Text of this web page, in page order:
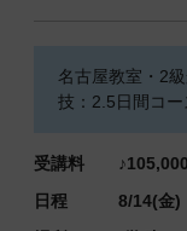
名古屋教室・2
技：2.5日間コ
受講料
日程
8/14(金)